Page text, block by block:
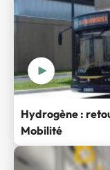
Hydrogène :
Mobilité